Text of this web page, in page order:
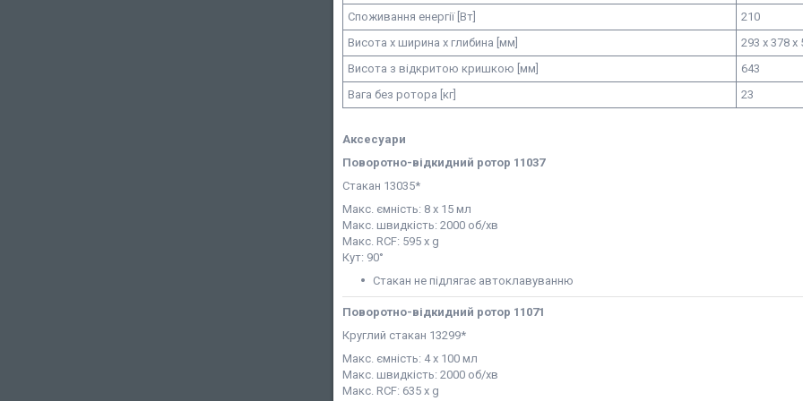
Споживання енергії [Вт]
210
Висота х ширина х глибина [мм]
293 x 378 x
Висота з відкритою кришкою [мм]
643
Вага без ротора [кг]
23
Аксесуари
Поворотно-відкидний ротор 11037
Стакан 13035*
Макс. ємність: 8 х 15 мл
Макс. швидкість: 2000 об/хв
Макс. RCF: 595 x g
Кут: 90°
Стакан не підлягає автоклавуванню
Поворотно-відкидний ротор 11071
Круглий стакан 13299*
Макс. ємність: 4 х 100 мл
Макс. швидкість: 2000 об/хв
Макс. RCF: 635 x g